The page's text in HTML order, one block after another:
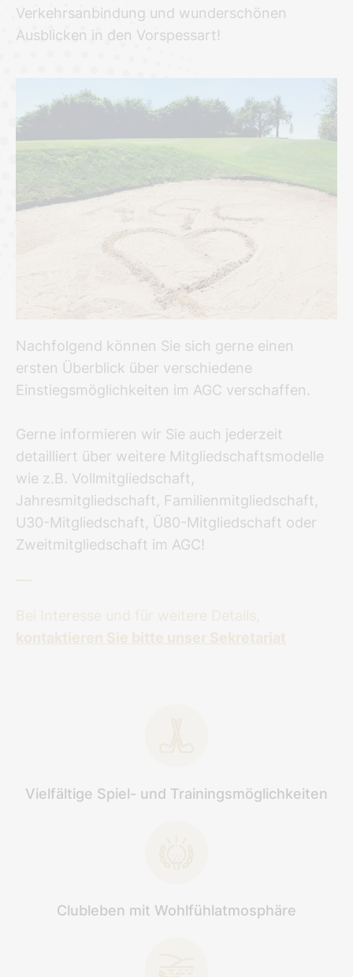
Verkehrsanbindung und wunderschönen
Ausblicken in den Vorspessart!
Nachfolgend können Sie sich gerne einen
ersten Überblick über verschiedene
Einstiegsmöglichkeiten im AGC verschaffen.
Gerne informieren wir Sie auch jederzeit
detailliert über weitere Mitgliedschaftsmodelle
wie z.B. Vollmitgliedschaft,
Jahresmitgliedschaft, Familienmitgliedschaft,
U30-Mitgliedschaft, Ü80-Mitgliedschaft oder
Zweitmitgliedschaft im AGC!
Bei Interesse und für weitere Details,
kontaktieren Sie bitte unser Sekretariat
Vielfältige Spiel- und Trainingsmöglichkeiten
Clubleben mit Wohlfühlatmosphäre